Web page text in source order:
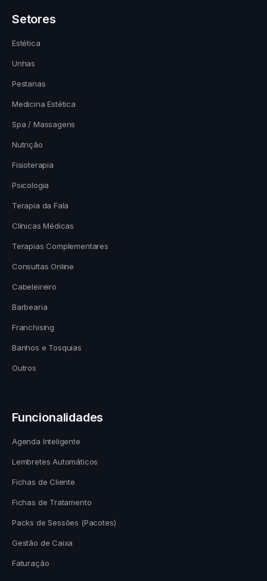
Setores
Estética
Unhas
Pestanas
Medicina Estética
Spa / Massagens
Nutrição
Fisioterapia
Psicologia
Terapia da Fala
Clínicas Médicas
Terapias Complementares
Consultas Online
Cabeleireiro
Barbearia
Franchising
Banhos e Tosquias
Outros
Funcionalidades
Agenda Inteligente
Lembretes Automáticos
Fichas de Cliente
Fichas de Tratamento
Packs de Sessões (Pacotes)
Gestão de Caixa
Faturação